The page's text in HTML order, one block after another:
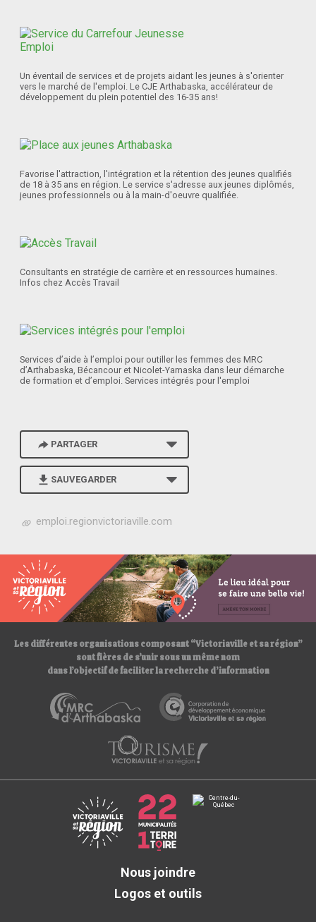
Un éventail de services et de projets aidant les jeunes à s'orienter
vers le marché de l'emploi. Le CJE Arthabaska, accélérateur de
développement du plein potentiel des 16-35 ans!
Favorise l'attraction, l'intégration et la rétention des jeunes qualifiés
de 18 à 35 ans en région. Le service s'adresse aux jeunes diplômés,
jeunes professionnels ou à la main-d'oeuvre qualifiée.
Consultants en stratégie de carrière et en ressources humaines.
Infos chez Accès Travail
Services d’aide à l’emploi pour outiller les femmes des MRC
d’Arthabaska, Bécancour et Nicolet-Yamaska dans leur démarche
de formation et d’emploi. Services intégrés pour l'emploi
PARTAGER
SAUVEGARDER
h
p
s
:
/
/
emploi.regionvictoriaville.com
Les différentes organisations composant “Victoriaville et sa région”
sont fières de s’unir sous un même nom
dans l’objectif de faciliter la recherche d’information
Nous joindre
Logos et outils